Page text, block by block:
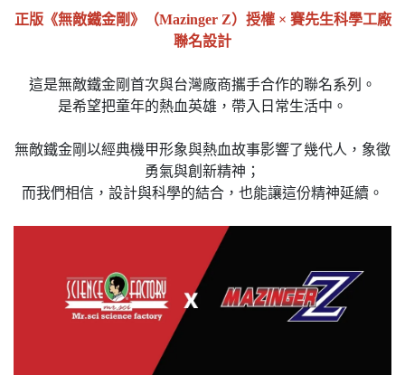
正版《無敵鐵金剛》（Mazinger Z）授權 × 賽先生科學工廠
聯名設計
這是無敵鐵金剛首次與台灣廠商攜手合作的聯名系列。
是希望把童年的熱血英雄，帶入日常生活中。
無敵鐵金剛以經典機甲形象與熱血故事影響了幾代人，象徵
勇氣與創新精神；
而我們相信，設計與科學的結合，也能讓這份精神延續。